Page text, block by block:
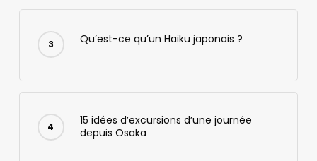
Qu’est-ce qu’un Haïku japonais ?
15 idées d’excursions d’une journée
depuis Osaka